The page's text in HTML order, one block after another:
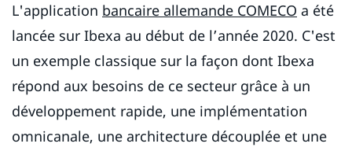
L'application bancaire allemande COMECO a été
lancée sur Ibexa au début de l’année 2020. C'est
un exemple classique sur la façon dont Ibexa
répond aux besoins de ce secteur grâce à un
développement rapide, une implémentation
omnicanale, une architecture découplée et une